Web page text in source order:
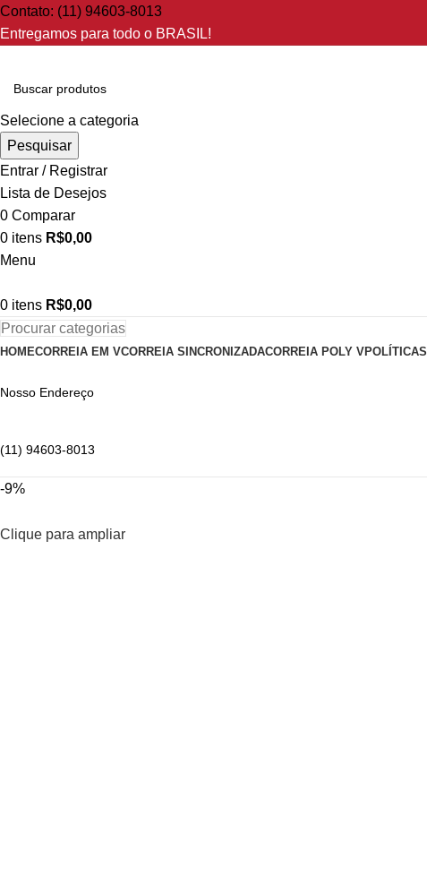
Contato: (11) 94603-8013
Entregamos para todo o BRASIL!
Selecione a categoria
Pesquisar
Entrar / Registrar
Lista de Desejos
0 Comparar
0 itens R$0,00
Menu
0 itens R$0,00
Procurar categorias
HOMECORREIA EM VCORREIA SINCRONIZADACORREIA POLY VPOLÍTICAS
Nosso Endereço
(11) 94603-8013
-9%
Clique para ampliar